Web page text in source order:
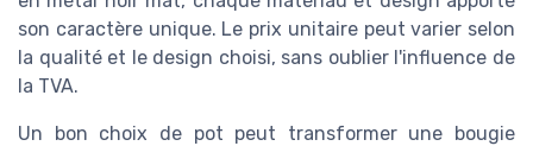
son caractère unique. Le prix unitaire peut varier selon
la qualité et le design choisi, sans oublier l'influence de
la TVA.
Un bon choix de pot peut transformer une bougie